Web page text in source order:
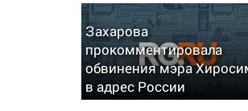
Захарова
прокомментировала
обвинения мэра
в адрес России